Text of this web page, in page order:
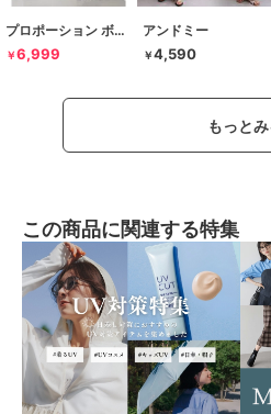
プロポーション ボディドレッシング
￥6,999
アンドミー
￥4,590
もっと
この商品に関連する特集